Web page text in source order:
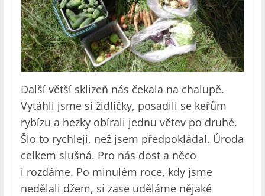
Další větší sklizeň nás čekala na chalupě.
Vytáhli jsme si židličky, posadili se keřům
rybízu a hezky obírali jednu větev po druhé.
Šlo to rychleji, než jsem předpokládal. Úroda
celkem slušná. Pro nás dost a něco
i rozdáme. Po minulém roce, kdy jsme
nedělali džem, si zase uděláme nějaké